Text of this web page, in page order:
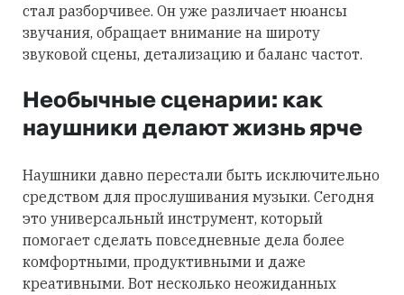
стал разборчивее. Он уже различает нюансы
звучания, обращает внимание на широту
звуковой сцены, детализацию и баланс частот.
Необычные сценарии: как
наушники делают жизнь ярче
Наушники давно перестали быть исключительно
средством для прослушивания музыки. Сегодня
это универсальный инструмент, который
помогает сделать повседневные дела более
комфортными, продуктивными и даже
креативными. Вот несколько неожиданных